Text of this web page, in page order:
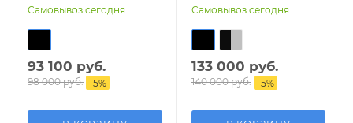
Самовывоз сегодня
93 100 руб.
98 000 руб. -5%
Самовывоз сегодня
133 000 руб.
140 000 руб. -5%